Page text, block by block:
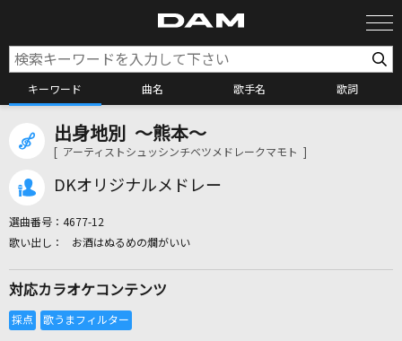
キーワード 曲名 歌手名 歌詞
カラオケ検索
出身地別 ～熊本～
[ アーティストシュッシンチベツメドレークマモト ]
DKオリジナルメドレー
選曲番号： 4677-12
お酒はぬるめの燗がいい
対応カラオケコンテンツ